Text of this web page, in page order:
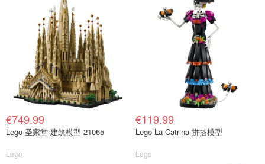
€749.99
Lego 圣家堂 建筑模型 21065
Lego
€119.99
Lego La Catrina 拼搭模型
Lego